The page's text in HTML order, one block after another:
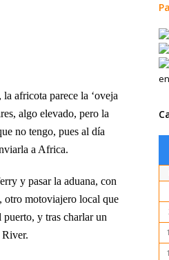
africota parece la ‘oveja
algo elevado, pero la
no tengo, pues al día
a Africa.
y pasar la aduana, con
otro motoviajero local que
puerto, y tras charlar un